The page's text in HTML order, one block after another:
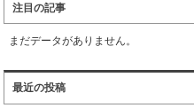
注目の記事
まだデータがありません。
最近の投稿